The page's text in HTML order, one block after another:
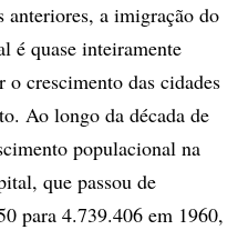
anteriores, a imigração do
é quase inteiramente
o crescimento das cidades
Ao longo da década de
populacional na
que passou de
para 4.739.406 em 1960,